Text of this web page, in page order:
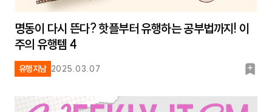
명동이 다시 뜬다? 핫플부터 유행하는 공부법까지! 이
주의 유행템 4
유행지남 2025.03.07
북
크